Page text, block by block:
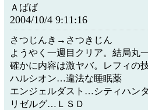
Ａばば
2004/10/4 9:11:16
さつじんき→さつきじん
ようやく一週目クリア。結局丸
確かに内容は激ヤバ。レフィの
ハルシオン…違法な睡眠薬
エンジェルダスト…シティハン
リゼルグ…ＬＳＤ